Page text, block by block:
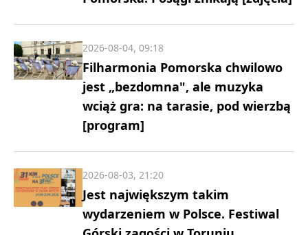
Filharmonia Pomorska chwilowo
jest „bezdomna", ale muzyka
wciąż gra: na tarasie, pod wierzbą
[program]
2026-08-04, 09:18
Jest największym takim
wydarzeniem w Polsce. Festiwal
2026-08-03, 21:20